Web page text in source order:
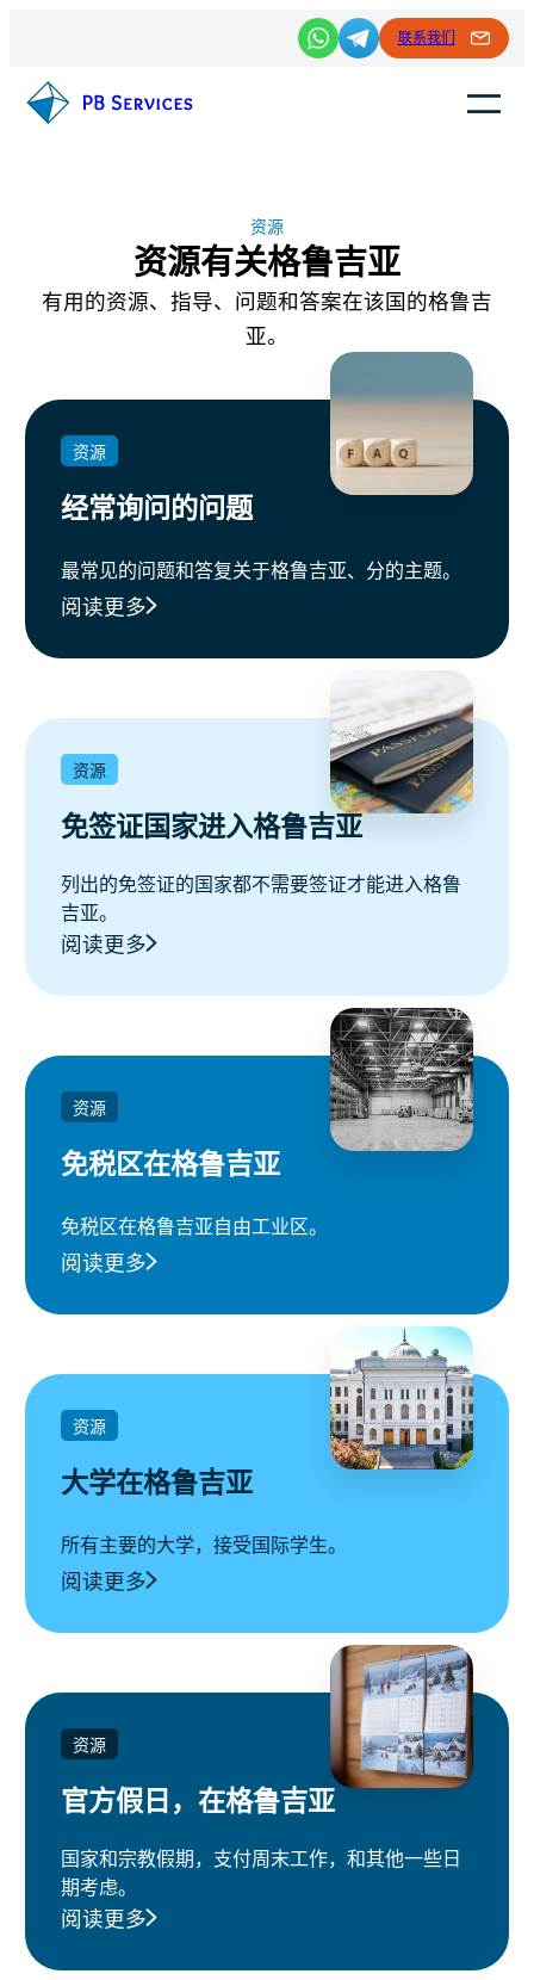
联系我们
资源
资源有关格鲁吉亚
有用的资源、指导、问题和答案在该国的格鲁吉
亚。
资源
经常询问的问题
最常见的问题和答复关于格鲁吉亚、分的主题。
阅读更多
资源
免签证国家进入格鲁吉亚
列出的免签证的国家都不需要签证才能进入格鲁
吉亚。
阅读更多
资源
免税区在格鲁吉亚
免税区在格鲁吉亚自由工业区。
阅读更多
资源
大学在格鲁吉亚
所有主要的大学，接受国际学生。
阅读更多
资源
官方假日，在格鲁吉亚
国家和宗教假期，支付周末工作，和其他一些日
期考虑。
阅读更多